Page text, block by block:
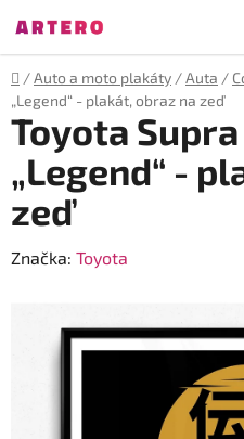
na
obsah
Domů
/Auto a moto plakáty /Auta /
„Legend“ - plakát, obraz na zeď
Toyota
„Legend“ -
zeď
Značka: Toyota